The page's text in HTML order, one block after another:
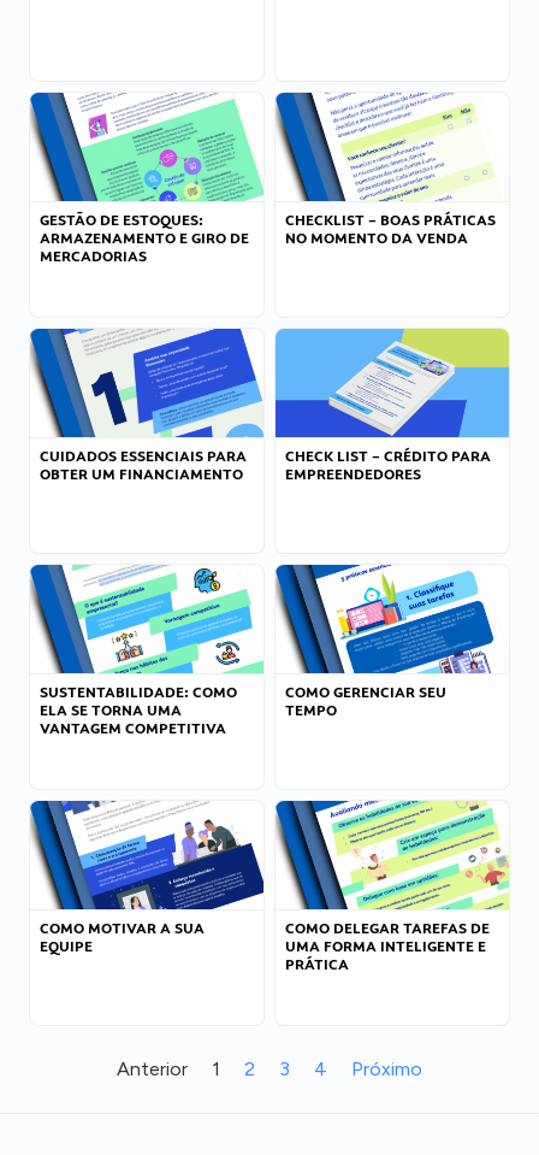
GESTÃO DE ESTOQUES:
ARMAZENAMENTO E GIRO DE
MERCADORIAS
CHECKLIST – BOAS PRÁTICAS
NO MOMENTO DA VENDA
CUIDADOS ESSENCIAIS PARA
OBTER UM FINANCIAMENTO
CHECK LIST – CRÉDITO PARA
EMPREENDEDORES
SUSTENTABILIDADE: COMO
ELA SE TORNA UMA
VANTAGEM COMPETITIVA
COMO GERENCIAR SEU
TEMPO
COMO MOTIVAR A SUA
EQUIPE
COMO DELEGAR TAREFAS DE
UMA FORMA INTELIGENTE E
PRÁTICA
Anterior 1 2 3 4 Próximo